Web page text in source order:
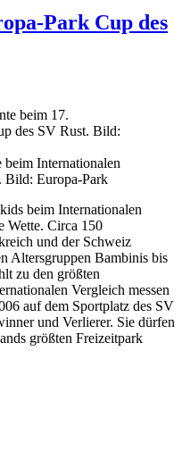
Park Cup des
Internationalen
Bild: Europa-Park
beim Internationalen
Wette. Circa 150
und der Schweiz
Altersgruppen Bambinis bis
zu den größten
Vergleich messen
auf dem Sportplatz des SV
und Verlierer. Sie dürfen
größten Freizeitpark